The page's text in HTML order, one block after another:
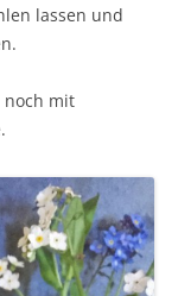
lassen und
noch mit